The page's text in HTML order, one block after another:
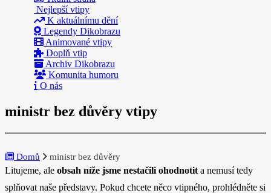
Nejlepší vtipy
K aktuálnímu dění
Legendy Dikobrazu
Animované vtipy
Doplň vtip
Archiv Dikobrazu
Komunita humoru
O nás
ministr bez důvěry vtipy
Domů ministr bez důvěry
Litujeme, ale obsah níže jsme nestačili ohodnotit a nemusí tedy
splňovat naše představy. Pokud chcete něco vtipného, prohlédněte si